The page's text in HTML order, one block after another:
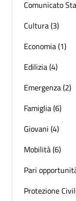
Comunicato
Cultura (3)
Economia (1)
Edilizia (4)
Emergenza (2)
Famiglia (6)
Giovani (4)
Mobilità (6)
Pari
Protezione